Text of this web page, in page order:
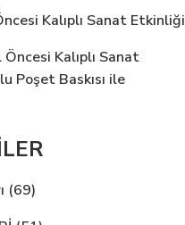
Kalıplı Sanat Etkinliği
Kalıplı Sanat
Poşet Baskısı ile
(69)